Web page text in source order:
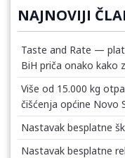
NAJNOVIJI
Taste and Rate —
BiH priča onako kako
Više od 15.000 kg
čišćenja općine Novo
Nastavak besplatne
Nastavak besplatne